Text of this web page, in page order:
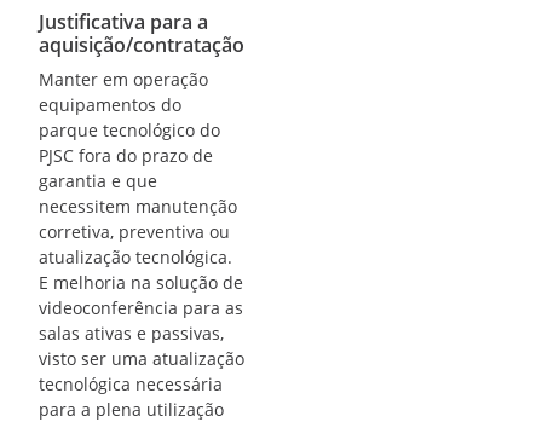
Justificativa para a
aquisição/contratação
Manter em operação
equipamentos do
parque tecnológico do
PJSC fora do prazo de
garantia e que
necessitem manutenção
corretiva, preventiva ou
atualização tecnológica.
E melhoria na solução de
videoconferência para as
salas ativas e passivas,
visto ser uma atualização
tecnológica necessária
para a plena utilização